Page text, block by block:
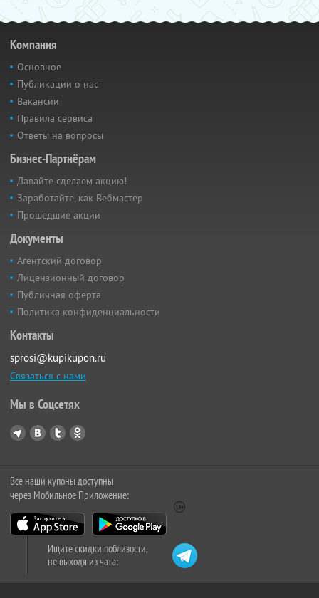
Компания
Основное
Публикации о нас
Вакансии
Правила сервиса
Ответы на вопросы
Бизнес-Партнёрам
Давайте сделаем акцию!
Заработайте, как Вебмастер
Прошедшие акции
Документы
Агентский договор
Лицензионный договор
Публичная оферта
Политика конфиденциальности
Контакты
sprosi@kupikupon.ru
Связаться с нами
Мы в Соцсетях
Все наши купоны доступны
через Мобильное Приложение:
Ищите скидки поблизости,
не выходя из чата: